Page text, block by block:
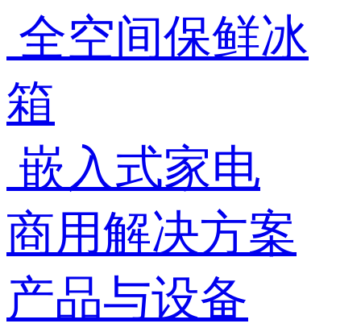
全空间保鲜冰
箱
嵌入式家电
商用解决方案
产品与设备